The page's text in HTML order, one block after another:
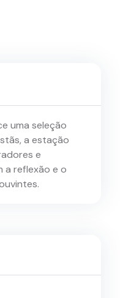
uma seleção
a estação
e
a reflexão e o